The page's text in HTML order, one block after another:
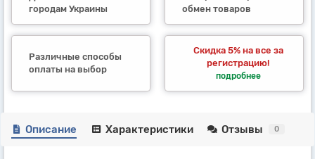
городам Украины
обмен товаров
Различные способы
оплаты на выбор
Скидка 5% на все за
регистрацию!
подробнее
Описание Характеристики Отзывы 0